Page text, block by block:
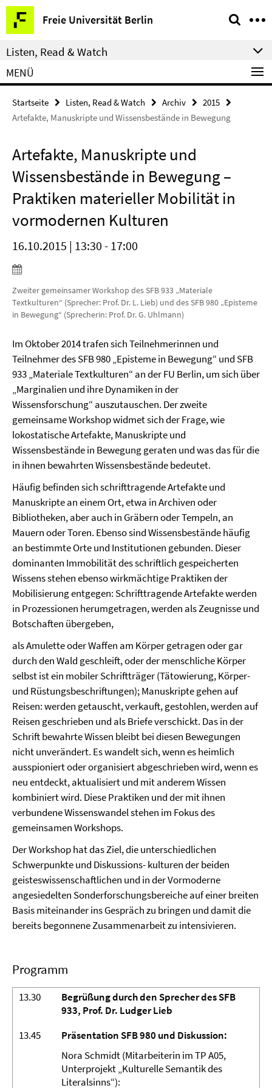
Springe
direkt
zu
Inhalt
Freie Universität Berlin
Service-
Navigation
Listen, Read & Watch
MENÜ
Startseite Listen, Read & Watch Archiv
2015
Artefakte, Manuskripte und Wissensbestände in Bewegung
Artefakte, Manuskripte und
Wissensbestände in Bewegung –
Praktiken materieller Mobilität in
vormodernen Kulturen
16.10.2015 | 13:30 - 17:00
Zweiter gemeinsamer Workshop des SFB 933 „Materiale
Textkulturen“ (Sprecher: Prof. Dr. L. Lieb) und des SFB 980 „Episteme
in Bewegung“ (Sprecherin: Prof. Dr. G. Uhlmann)
Im Oktober 2014 trafen sich Teilnehmerinnen und
Teilnehmer des SFB 980 „Episteme in Bewegung“ und SFB
933 „Materiale Textkulturen“ an der FU Berlin, um sich über
„Marginalien und ihre Dynamiken in der
Wissensforschung“ auszutauschen. Der zweite
gemeinsame Workshop widmet sich der Frage, wie
lokostatische Artefakte, Manuskripte und
Wissensbestände in Bewegung geraten und was das für die
in ihnen bewahrten Wissensbestände bedeutet.
Häufig befinden sich schrifttragende Artefakte und
Manuskripte an einem Ort, etwa in Archiven oder
Bibliotheken, aber auch in Gräbern oder Tempeln, an
Mauern oder Toren. Ebenso sind Wissensbestände häufig
an bestimmte Orte und Institutionen gebunden. Dieser
dominanten Immobilität des schriftlich gespeicherten
Wissens stehen ebenso wirkmächtige Praktiken der
Mobilisierung entgegen: Schrifttragende Artefakte werden
in Prozessionen herumgetragen, werden als Zeugnisse und
Botschaften übergeben,
als Amulette oder Waffen am Körper getragen oder gar
durch den Wald geschleift, oder der menschliche Körper
selbst ist ein mobiler Schriftträger (Tätowierung, Körper-
und Rüstungsbeschriftungen); Manuskripte gehen auf
Reisen: werden getauscht, verkauft, gestohlen, werden auf
Reisen geschrieben und als Briefe verschickt. Das in der
Schrift bewahrte Wissen bleibt bei diesen Bewegungen
nicht unverändert. Es wandelt sich, wenn es heimlich
ausspioniert oder organisiert abgeschrieben wird, wenn es
neu entdeckt, aktualisiert und mit anderem Wissen
kombiniert wird. Diese Praktiken und der mit ihnen
verbundene Wissenswandel stehen im Fokus des
gemeinsamen Workshops.
Der Workshop hat das Ziel, die unterschiedlichen
Schwerpunkte und Diskussions- kulturen der beiden
geisteswissenschaftlichen und in der Vormoderne
angesiedelten Sonderforschungsbereiche auf einer breiten
Basis miteinander ins Gespräch zu bringen und damit die
bereits begonnene Zusammenarbeit zu intensivieren.
Programm
13.30
Begrüßung durch den Sprecher des SFB
933, Prof. Dr. Ludger Lieb
13.45
Präsentation SFB 980 und Diskussion:
Nora Schmidt (Mitarbeiterin im TP A05,
Unterprojekt „Kulturelle Semantik des
Literalsinns“):